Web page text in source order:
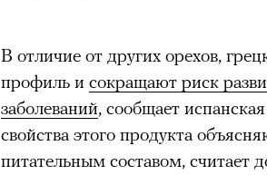
В отличие от других орехов,
профиль и сокращают риск
заболеваний, сообщает
свойства этого продукта
питательным составом, считает